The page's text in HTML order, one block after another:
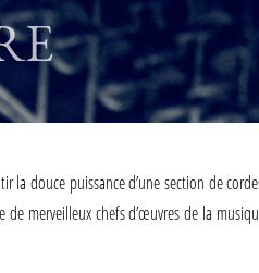
la douce puissance d’une section de
merveilleux chefs d’œuvres de la